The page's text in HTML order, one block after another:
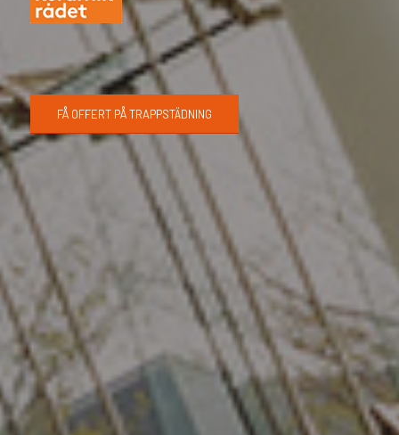
FÅ OFFERT PÅ TRAPPSTÄDNING